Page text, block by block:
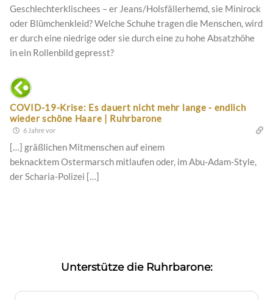
Geschlechterklischees – er Jeans/Holsfällerhemd, sie Minirock
oder Blümchenkleid? Welche Schuhe tragen die Menschen, wird
er durch eine niedrige oder sie durch eine zu hohe Absatzhöhe
in ein Rollenbild gepresst?
COVID-19-Krise: Es dauert nicht mehr lange - endlich
wieder schöne Haare | Ruhrbarone
6 Jahre vor
[…] gräßlichen Mitmenschen auf einem
beknacktem Ostermarsch mitlaufen oder, im Abu-Adam-Style,
der Scharia-Polizei […]
Unterstütze die Ruhrbarone: